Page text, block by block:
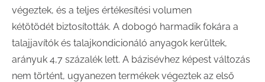
végeztek, és a teljes értékesítési volumen
kétötödét biztosították. A dobogó harmadik fokára a
talajjavítók és talajkondicionáló anyagok kerültek,
arányuk 4,7 százalék lett. A bázisévhez képest változás
nem történt, ugyanezen termékek végeztek az első